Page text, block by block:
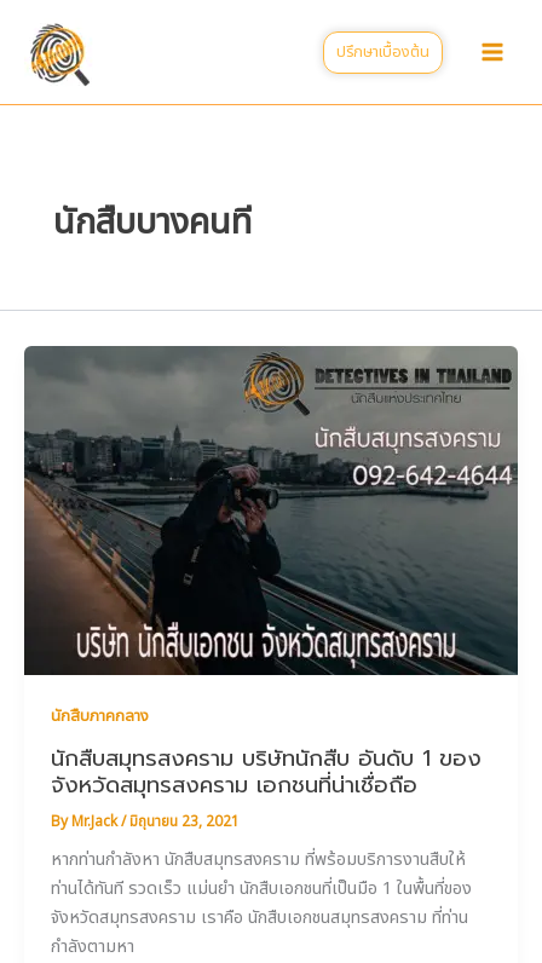
content
ปรึกษาเบื้องต้น
นักสืบบางคนที
นักสืบภาคกลาง
นักสืบสมุทรสงคราม บริษัทนักสืบ อันดับ 1 ของ
จังหวัดสมุทรสงคราม เอกชนที่น่าเชื่อถือ
ByMr.Jack/มิถุนายน 23, 2021
หากท่านกำลังหา นักสืบสมุทรสงคราม ที่พร้อมบริการงานสืบให้
ท่านได้ทันที รวดเร็ว แม่นยำ นักสืบเอกชนที่เป็นมือ 1 ในพื้นที่ของ
จังหวัดสมุทรสงคราม เราคือ นักสืบเอกชนสมุทรสงคราม ที่ท่าน
กำลังตามหา